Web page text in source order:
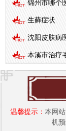
锦州市哪个
生藓症状
沈阳皮肤病
本溪市治疗
温馨提示： 本网
机